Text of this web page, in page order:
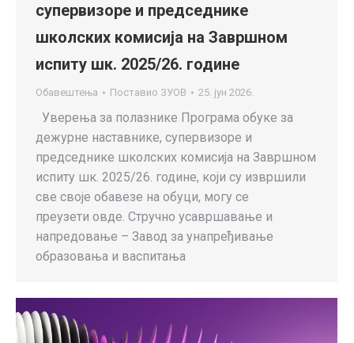
супервизоре и председнике
школских комисија на Завршном
испиту шк. 2025/26. године
Обавештења Поставио ЗУОВ 25. јун 2026.
Уверења за полазнике Програмa обуке за
дежурне наставнике, супервизоре и
председнике школских комисија на Завршном
испиту шк. 2025/26. године, који су извршили
све своје обавезе на обуци, могу се
преузети овде. ​Стручно усавршавање и
напредовање – Завод за унапређивање
образовања и васпитања